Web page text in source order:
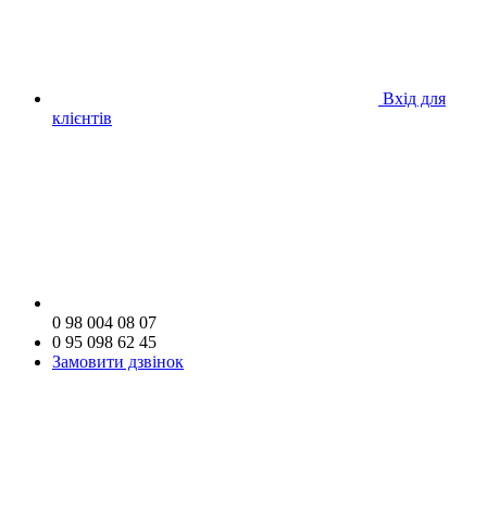
Вхід для
клієнтів
0 98 004 08 07
0 95 098 62 45
Замовити дзвінок